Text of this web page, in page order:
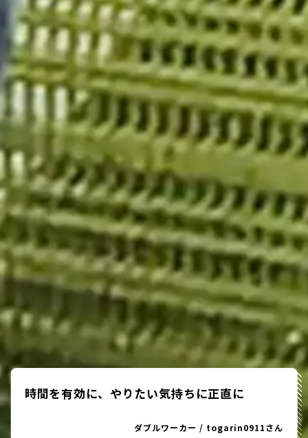
時間を有効に、やりたい気持ちに正直に
ダブルワーカー / togarin0911さん